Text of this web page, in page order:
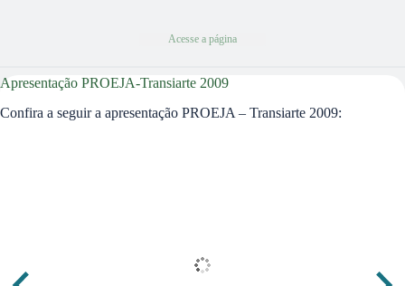
Acesse a página
Apresentação PROEJA-Transiarte 2009
Confira a seguir a apresentação PROEJA – Transiarte 2009: